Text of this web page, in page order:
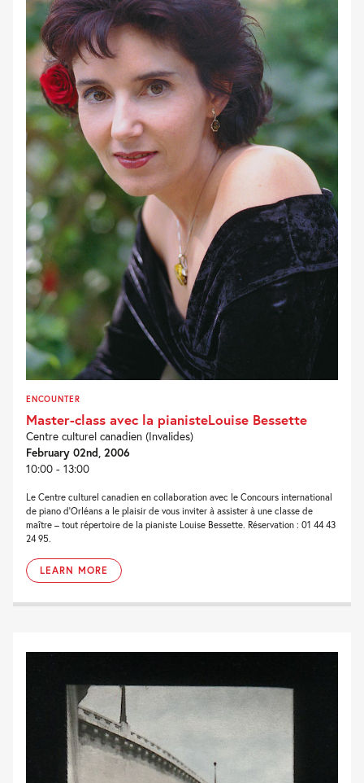
ENCOUNTER
Master-class avec la pianisteLouise Bessette
Centre culturel canadien (Invalides)
February 02nd, 2006
10:00 - 13:00
Le Centre culturel canadien en collaboration avec le Concours international
de piano d’Orléans a le plaisir de vous inviter à assister à une classe de
maître – tout répertoire de la pianiste Louise Bessette. Réservation : 01 44 43
24 95.
LEARN MORE